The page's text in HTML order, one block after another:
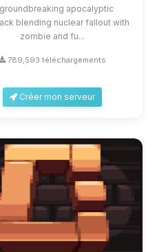
apocalyptic
blending nuclear fallout with
zombie and fu...
789,593 téléchargements
Créer mon serveur